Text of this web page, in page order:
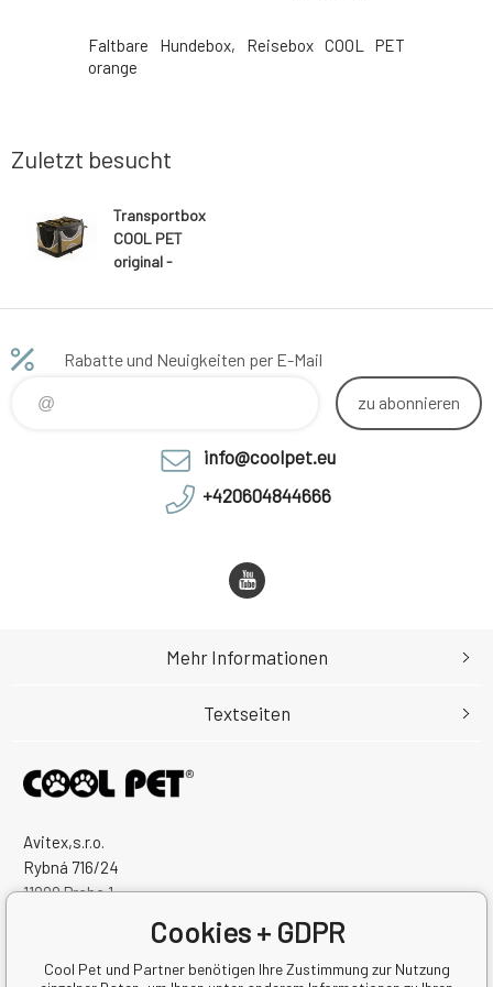
Faltbare Hundebox, Reisebox COOL PET
orange
Zuletzt besucht
Transportbox
COOL PET
original -
Rabatte und Neuigkeiten per E-Mail
zu abonnieren
info@coolpet.eu
+420604844666
Avitex,s.r.o.
Rybná 716/24
11000 Praha 1
Handelsregister Nr.: 60745291
Steuernum.: CZ60745291
Mehr Informationen
Textseiten
Cookies + GDPR
Cool Pet und Partner benötigen Ihre Zustimmung zur Nutzung